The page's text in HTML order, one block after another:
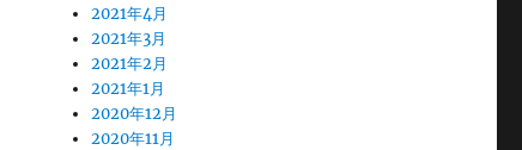
2021年4月
2021年3月
2021年2月
2021年1月
2020年12月
2020年11月